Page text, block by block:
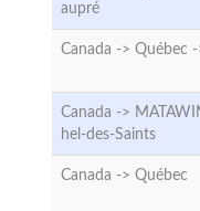
aupré
Canada -> Québec -
Canada ->
hel-des-Saints
Canada -> Québec